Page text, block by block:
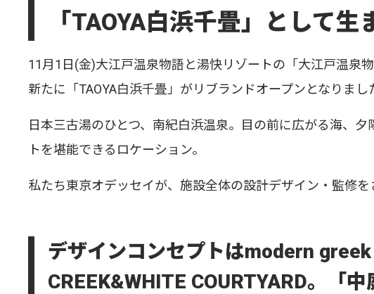
「TAOYA白浜千畳」として生
11月1日(金)大江戸温泉物語と湯快リゾートの「大江戸温泉
新たに「TAOYA白浜千畳」がリブランドオープンとなりまし
日本三古湯のひとつ、南紀白浜温泉。目の前に広がる海、
トを堪能できるロケーション。
私たち東京オデッセイが、施設全体の設計デザイン・監修を
デザインコンセプトはmodern
CREEK&WHITE COURTYARD。「